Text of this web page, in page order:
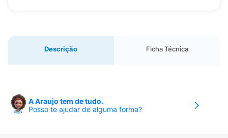
Descrição Ficha Técnica
A Araujo tem de tudo.
Posso te ajudar de alguma forma?